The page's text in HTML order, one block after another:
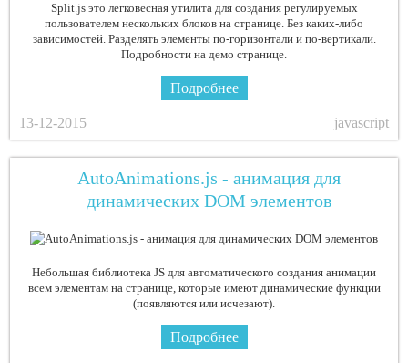
Split.js это легковесная утилита для создания регулируемых
пользователем нескольких блоков на странице. Без каких-либо
зависимостей. Разделять элементы по-горизонтали и по-вертикали.
Подробности на демо странице.
Подробнее
13-12-2015 javascript
AutoAnimations.js - анимация для
динамических DOM элементов
Небольшая библиотека JS для автоматического создания анимации
всем элементам на странице, которые имеют динамические функции
(появляются или исчезают).
Подробнее